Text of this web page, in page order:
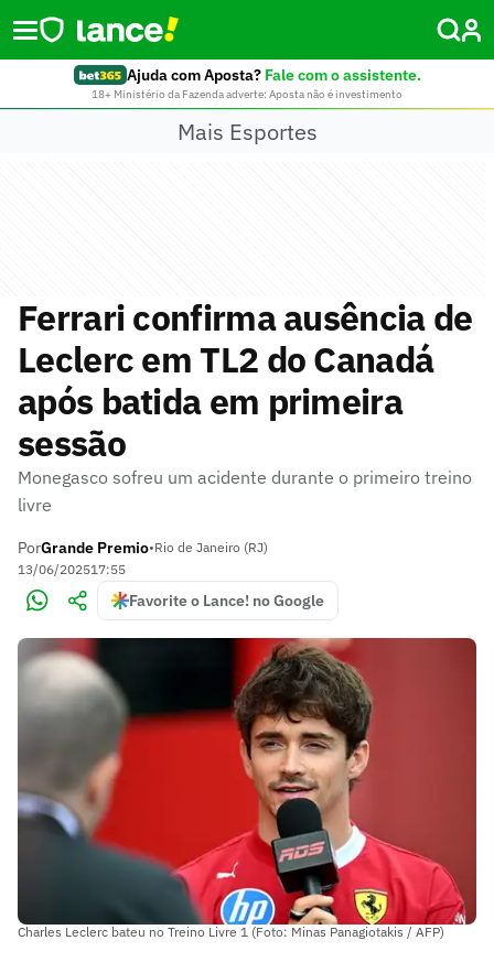
Ajuda com Aposta? Fale com o assistente.
18+ Ministério da Fazenda adverte: Aposta não é investimento
Mais Esportes
Ferrari confirma ausência de
Leclerc em TL2 do Canadá
após batida em primeira
sessão
Monegasco sofreu um acidente durante o primeiro treino
livre
PorGrande Premio•Rio de Janeiro (RJ)
13/06/202517:55
Favorite o Lance! no Google
Charles Leclerc bateu no Treino Livre 1 (Foto: Minas Panagiotakis / AFP)